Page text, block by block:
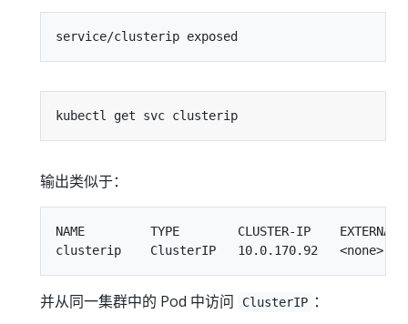
输出类似于：
NAME         TYPE        CLUSTER-IP
并从同一集群中的 Pod 中访问 ClusterIP ：